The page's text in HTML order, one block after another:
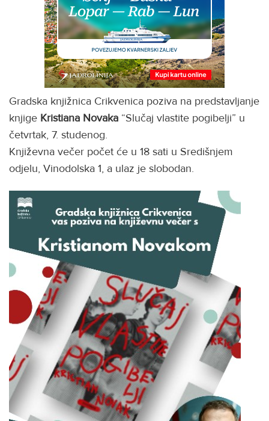
Gradska knjižnica Crikvenica poziva na predstavljanje
knjige Kristiana Novaka “Slučaj vlastite pogibelji” u
četvrtak, 7. studenog.
Književna večer počet će u 18 sati u Središnjem
odjelu, Vinodolska 1, a ulaz je slobodan.